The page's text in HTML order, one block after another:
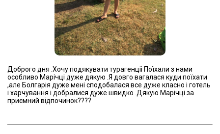
Доброго дня .Хочу подякувати турагенціі Поїхали з нами
особливо Марічці дуже дякую .Я довго вагалася куди поїхати
,але Болгарія дуже мені сподобалася все дуже класно і готель
і харчування і добралися дуже швидко .Дякую Марічці за
приємний відпочинок????